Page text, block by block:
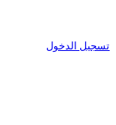
تسجيل الدخول